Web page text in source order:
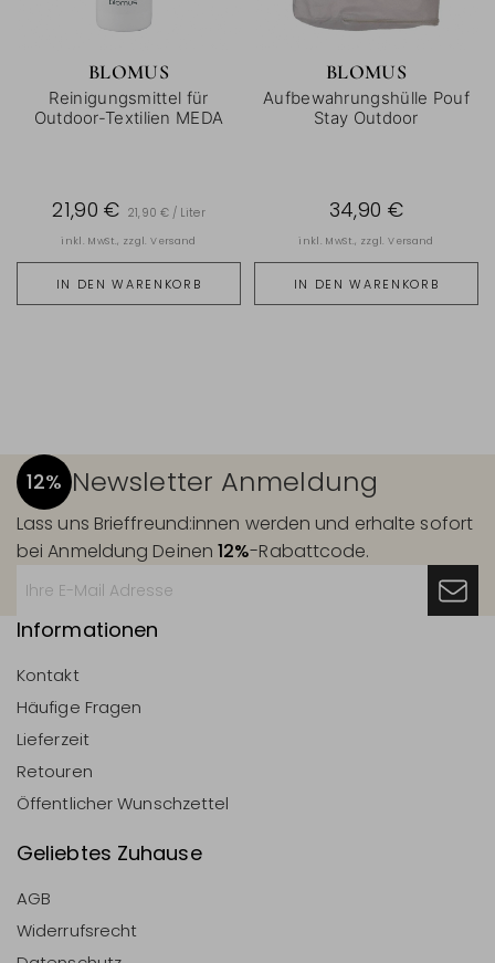
BLOMUS
Reinigungsmittel für
Outdoor-Textilien MEDA
IN DEN WARENKORB
21,90 € 21,90 € / Liter
inkl. MwSt., zzgl.Versand
BLOMUS
Aufbewahrungshülle Pouf
Stay Outdoor
IN DEN WARENKORB
34,90 €
inkl. MwSt., zzgl.Versand
12% Newsletter Anmeldung
Lass uns Brieffreund:innen werden und erhalte sofort
bei Anmeldung Deinen12%-Rabattcode.
Informationen
Kontakt
Häufige Fragen
Lieferzeit
Retouren
Öffentlicher Wunschzettel
Geliebtes Zuhause
AGB
Widerrufsrecht